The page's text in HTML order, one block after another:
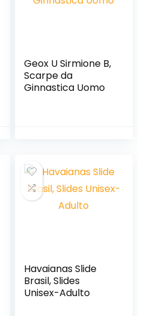
Geox U Sirmione B,
Scarpe da
Ginnastica Uomo
Havaianas Slide
Brasil, Slides
Unisex-Adulto